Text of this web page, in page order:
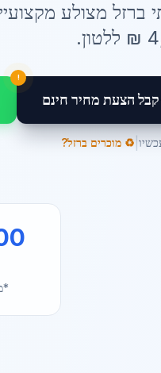
ברזל מצולע
₪ ללטון.
קבל הצעת מחיר חינם
!
♻️ מוכרים ברזל?